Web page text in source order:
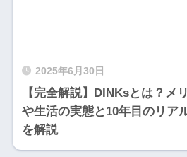
2025年6月30日
【完全解説】DINKsとは？メ
や生活の実態と10年目のリア
を解説